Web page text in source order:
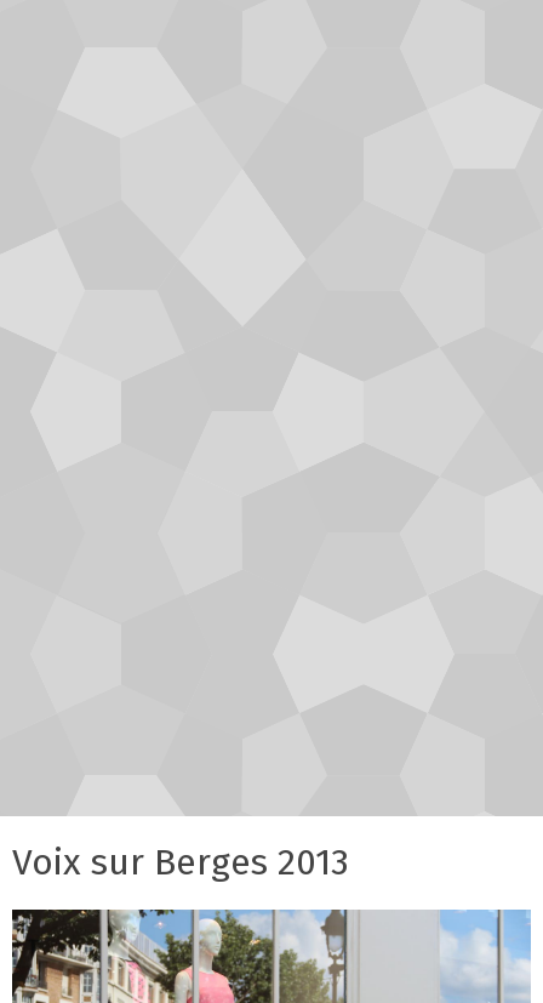
Voix sur Berges 2013